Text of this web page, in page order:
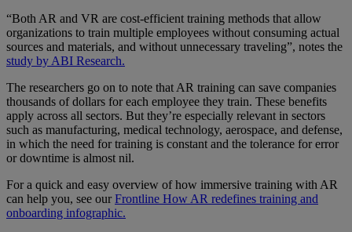
“Both AR and VR are cost-efficient training methods that allow
organizations to train multiple employees without consuming actual
sources and materials, and without unnecessary traveling”, notes the
study by ABI Research.
The researchers go on to note that AR training can save companies
thousands of dollars for each employee they train. These benefits
apply across all sectors. But they’re especially relevant in sectors
such as manufacturing, medical technology, aerospace, and defense,
in which the need for training is constant and the tolerance for error
or downtime is almost nil.
For a quick and easy overview of how immersive training with AR
can help you, see ourFrontline How AR redefines training and
onboarding infographic.